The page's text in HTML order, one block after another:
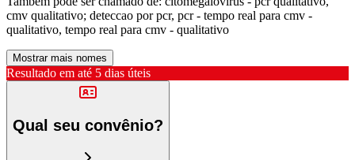
cmv qualitativo; deteccao por pcr, pcr - tempo real para cmv -
qualitativo, tempo real para cmv - qualitativo
Mostrar mais nomes
Resultado em até 5 dias úteis
Qual seu convênio?